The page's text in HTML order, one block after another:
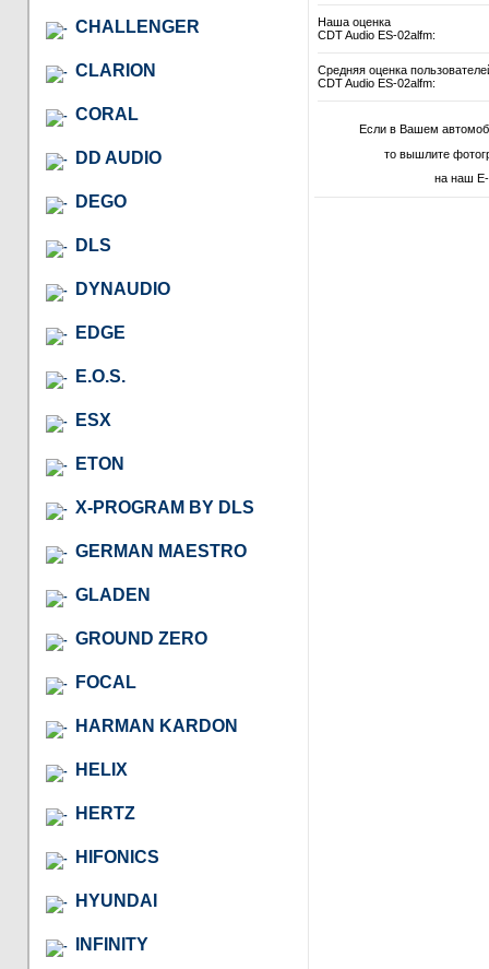
CHALLENGER
CLARION
CORAL
DD AUDIO
DEGO
DLS
DYNAUDIO
EDGE
E.O.S.
ESX
ETON
X-PROGRAM BY DLS
GERMAN MAESTRO
GLADEN
GROUND ZERO
FOCAL
HARMAN KARDON
HELIX
HERTZ
HIFONICS
HYUNDAI
INFINITY
Наша оценка
CDT Audio ES-02alfm:
Средняя оценка
CDT Audio ES-02alfm:
Если в Вашем
то вышлите
на наш